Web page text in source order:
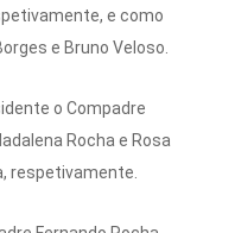
e como
e Bruno Veloso.
o Compadre
Rocha e Rosa
respetivamente.